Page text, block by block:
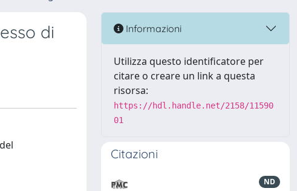
di
Informazioni
Utilizza questo identificatore per
citare o creare un link a questa
risorsa:
https://hdl.handle.net/2158/11590
01
Citazioni
ND